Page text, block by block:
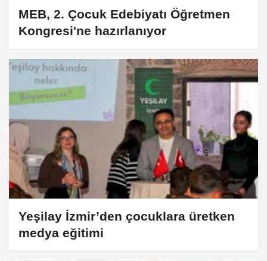
MEB, 2. Çocuk Edebiyatı Öğretmen
Kongresi'ne hazırlanıyor
Yeşilay İzmir’den çocuklara üretken
medya eğitimi